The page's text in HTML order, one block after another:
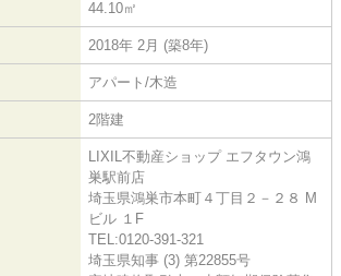
44.10㎡
2018年 2月 (築8年)
アパート/木造
2階建
LIXIL不動産ショップ エフタウン鴻
巣駅前店
埼玉県鴻巣市本町４丁目２－２８ M
ビル １F
TEL:0120-391-321
埼玉県知事 (3) 第22855号